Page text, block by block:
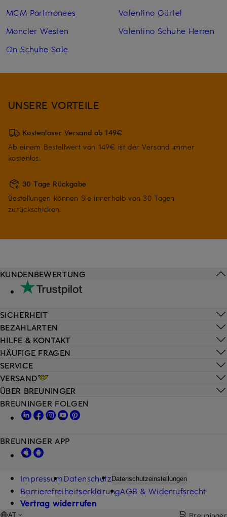
MCM Portmonees
Moncler Westen
On Schuhe Sale
Valentino Gürtel
Valentino Schuhe Herren
UNSERE VORTEILE
Kostenloser Versand ab 149€
Ab einem Bestellwert von 149€ ist der Versand immer
kostenlos.
30 Tage Rückgabe
Bestellungen können Sie innerhalb von 30 Tagen
zurückschicken.
HILFE & KONTAKT
HÄUFIGE FRAGEN
SERVICE
VERSAND
KUNDENBEWERTUNG
SICHERHEIT
BEZAHLARTEN
ÜBER BREUNINGER
BREUNINGER FOLGEN
BREUNINGER APP
ImpressumDatenschutzDatenschutzeinstellungen
BarrierefreiheitserklärungAGB & Widerrufsrecht
Vertrag widerrufen
AT Breuninger